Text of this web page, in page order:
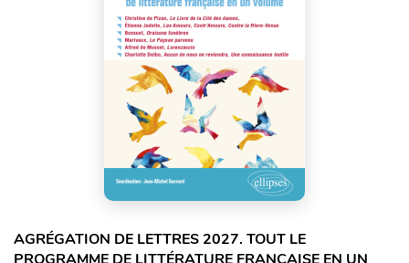
AGRÉGATION DE LETTRES 2027. TOUT LE
PROGRAMME DE LITTÉRATURE FRANÇAISE EN UN